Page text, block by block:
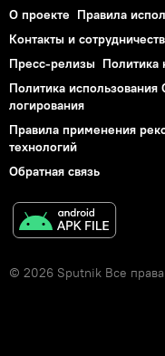
О проекте Правила
Контакты и
Пресс-релизы Политика
Политика использования
логирования
Правила применения
технологий
Обратная связь
© 2026 Sputnik Все